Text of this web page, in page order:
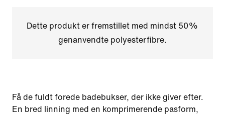
Dette produkt er fremstillet med mindst 50%
genanvendte polyesterfibre.
Få de fuldt forede badebukser, der ikke giver efter.
En bred linning med en komprimerende pasform,